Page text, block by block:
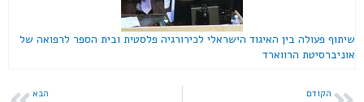
שיתוף פעולה בין האיגוד הישראלי לכירורגיה פלסטית ובית הספר לרפואה של
אוניברסיטת הרווארד
הקודם הבא